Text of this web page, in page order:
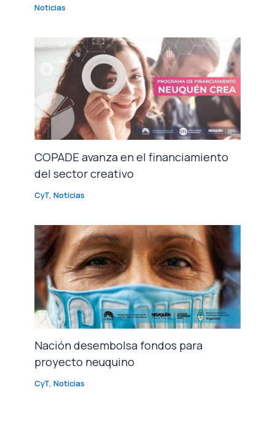
Noticias
COPADE avanza en el financiamiento
del sector creativo
CyT,Noticias
Nación desembolsa fondos para
proyecto neuquino
CyT,Noticias